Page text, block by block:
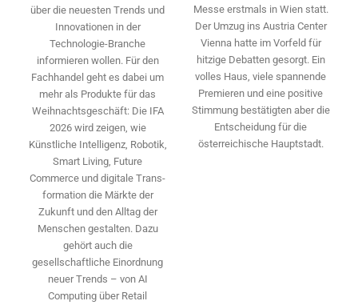
über die neuesten Trends und
Innovationen in der
Technologie-­Branche
informieren wollen. Für den
Fachhandel geht es dabei um
mehr als Produkte für das
Weihnachtsgeschäft: Die IFA
2026 wird ­zeigen, wie
Künstliche Intelligenz, Robotik,
Smart Living, Future
Commerce und digitale Trans­
formation die Märkte der
Zukunft und den Alltag der
Menschen gestalten. Dazu
gehört auch die
gesellschaftliche Einordnung
neuer Trends – von AI
Computing über Retail
Messe erstmals in Wien statt.
Der Umzug ins Austria Center
Vienna hatte im Vorfeld für
hitzige Debatten gesorgt. Ein
volles Haus, viele spannende
Premieren und eine positive
Stimmung bestätigten aber die
Entscheidung für die
österreichische Hauptstadt.